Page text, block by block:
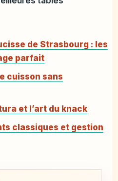
de Strasbourg : les
parfait
cuisson sans
et l’art du knack
classiques et gestion